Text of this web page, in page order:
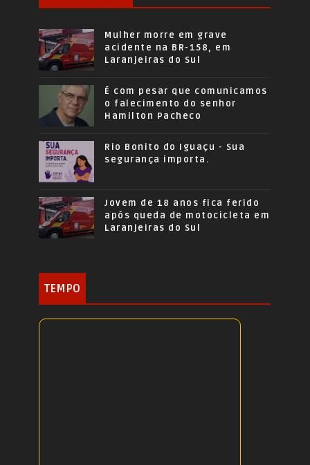
Mulher morre em grave
acidente na BR-158, em
Laranjeiras do Sul
É com pesar que comunicamos
o falecimento do senhor
Hamilton Pacheco
Rio Bonito do Iguaçu - Sua
segurança importa.
Jovem de 18 anos fica ferido
após queda de motocicleta em
Laranjeiras do Sul
TEMPO